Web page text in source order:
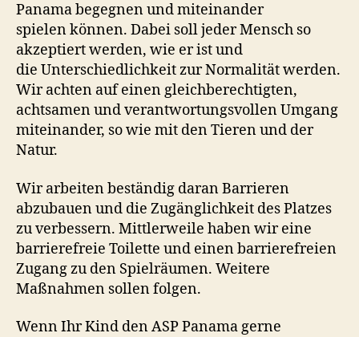
Panama begegnen und miteinander
spielen können. Dabei soll jeder Mensch so
akzeptiert werden, wie er ist und
die Unterschiedlichkeit zur Normalität werden.
Wir achten auf einen gleichberechtigten,
achtsamen und verantwortungsvollen Umgang
miteinander, so wie mit den Tieren und der
Natur.
Wir arbeiten beständig daran Barrieren
abzubauen und die Zugänglichkeit des Platzes
zu verbessern. Mittlerweile haben wir eine
barrierefreie Toilette und einen barrierefreien
Zugang zu den Spielräumen. Weitere
Maßnahmen sollen folgen.
Wenn Ihr Kind den ASP Panama gerne